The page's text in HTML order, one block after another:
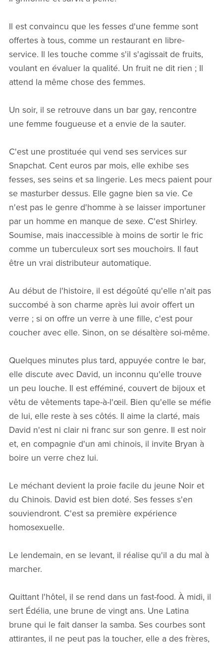
Il est convaincu que les fesses d'une femme sont
offertes à tous, comme un restaurant en libre-
service. Il les touche comme s'il s'agissait de fruits,
voulant en évaluer la qualité. Un fruit ne dit rien ; Il
attend la même chose des femmes.
Un soir, il se retrouve dans un bar gay, rencontre
une femme fougueuse et a envie de la sauter.
C'est une prostituée qui vend ses services sur
Snapchat. Cent euros par mois, elle exhibe ses
fesses, ses seins et sa lingerie. Les mecs paient pour
se masturber dessus. Elle gagne bien sa vie. Ce
n'est pas le genre d'homme à se laisser importuner
par un homme en manque de sexe. C'est Shirley.
Soumise, mais inaccessible à moins de sortir le fric
comme un tuberculeux sort ses mouchoirs. Il faut
être un vrai distributeur automatique.
Au début de l'histoire, il est dégoûté qu'elle n'ait pas
succombé à son charme après lui avoir offert un
verre ; si on offre un verre à une fille, c'est pour
coucher avec elle. Sinon, on se désaltère soi-même.
Quelques minutes plus tard, appuyée contre le bar,
elle discute avec David, un inconnu qu'elle trouve
un peu louche. Il est efféminé, couvert de bijoux et
vêtu de vêtements tape-à-l'œil. Bien qu'elle se méfie
de lui, elle reste à ses côtés. Il aime la clarté, mais
David n'est ni clair ni franc sur son genre. Il est noir
et, en compagnie d'un ami chinois, il invite Bryan à
boire un verre chez lui.
Le méchant devient la proie facile du jeune Noir et
du Chinois. David est bien doté. Ses fesses s'en
souviendront. C'est sa première expérience
homosexuelle.
Le lendemain, en se levant, il réalise qu'il a du mal à
marcher.
Quittant l'hôtel, il se rend dans un fast-food. À midi, il
sert Édélia, une brune de vingt ans. Une Latina
brune qui le fait danser la samba. Ses courbes sont
attirantes, il ne peut pas la toucher, elle a des frères,